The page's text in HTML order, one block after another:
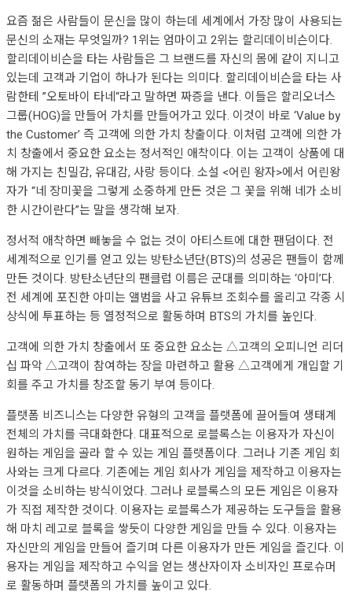
요즘 젊은 사람들이 문신을 많이 하는데 세계에서 가장 많이 사용되는
문신의 소재는 무엇일까? 1위는 엄마이고 2위는 할리데이비슨이다.
할리데이비슨을 타는 사람들은 그 브랜드를 자신의 몸에 같이 지니고
있는데 고객과 기업이 하나가 된다는 의미다. 할리데이비슨을 타는 사
람한테 ”오토바이 타네“라고 말하면 짜증을 낸다. 이들은 할리오너스
그룹(HOG)을 만들어 가치를 만들어가고 있다. 이것이 바로 ‘Value by
the Customer’ 즉 고객에 의한 가치 창출이다. 이처럼 고객에 의한 가
치 창출에서 중요한 요소는 정서적인 애착이다. 이는 고객이 상품에 대
해 가지는 친밀감, 유대감, 사랑 등이다. 소설 <어린 왕자>에서 어린왕
자가 “네 장미꽃을 그렇게 소중하게 만든 것은 그 꽃을 위해 네가 소비
한 시간이란다”는 말을 생각해 보자.
정서적 애착하면 빼놓을 수 없는 것이 아티스트에 대한 팬덤이다. 전
세계적으로 인기를 얻고 있는 방탄소년단(BTS)의 성공은 팬들이 함께
만든 것이다. 방탄소년단의 팬클럽 이름은 군대를 의미하는 ‘아미’다.
전 세계에 포진한 아미는 앨범을 사고 유튜브 조회수를 올리고 각종 시
상식에 투표하는 등 열정적으로 활동하며 BTS의 가치를 높인다.
고객에 의한 가치 창출에서 또 중요한 요소는 △고객의 오피니언 리더
십 파악 △고객이 참여하는 장을 마련하고 활용 △고객에게 개입할 기
회를 주고 가치를 창조할 동기 부여 등이다.
플랫폼 비즈니스는 다양한 유형의 고객을 플랫폼에 끌어들여 생태계
전체의 가치를 극대화한다. 대표적으로 로블록스는 이용자가 자신이
원하는 게임을 골라 할 수 있는 게임 플랫폼이다. 그러나 기존 게임 회
사와는 크게 다르다. 기존에는 게임 회사가 게임을 제작하고 이용자는
이것을 소비하는 방식이었다. 그러나 로블록스의 모든 게임은 이용자
가 직접 제작한 것이다. 이용자는 로블록스가 제공하는 도구들을 활용
해 마치 레고로 블록을 쌓듯이 다양한 게임을 만들 수 있다. 이용자는
자신만의 게임을 만들어 즐기며 다른 이용자가 만든 게임을 즐긴다. 이
용자는 게임을 제작하고 수익을 얻는 생산자이자 소비자인 프로슈머
로 활동하며 플랫폼의 가치를 높이고 있다.